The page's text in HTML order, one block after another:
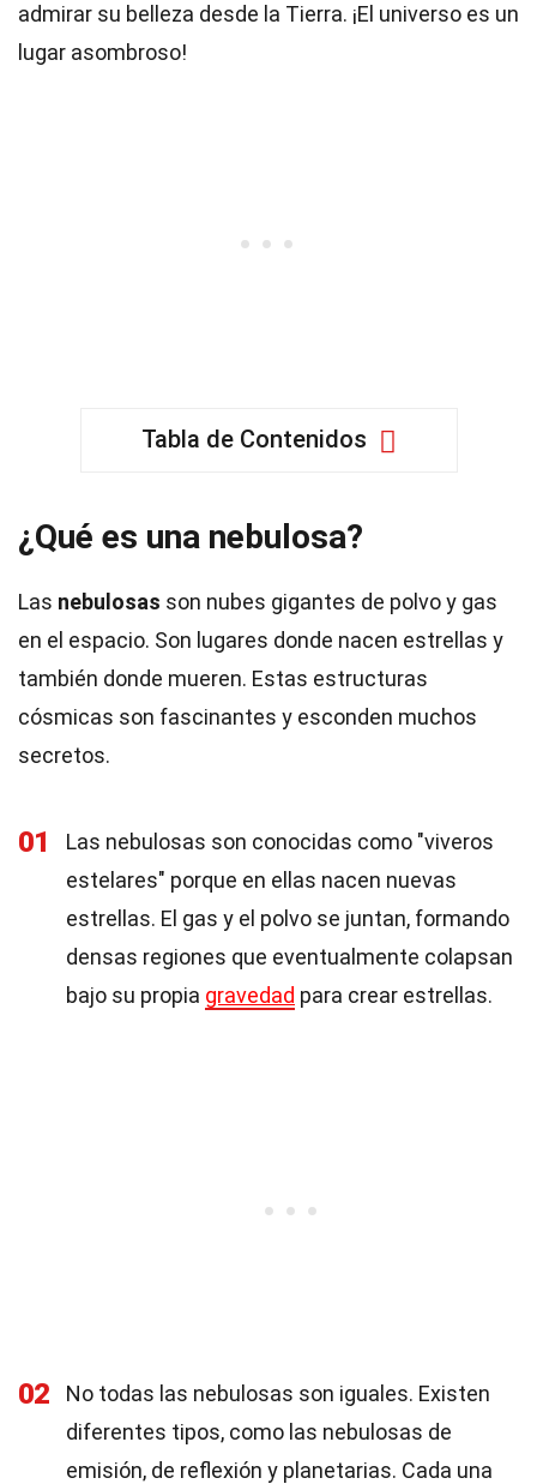
admirar su belleza desde la Tierra. ¡El universo es un
lugar asombroso!
Tabla de Contenidos
¿Qué es una nebulosa?
Las nebulosas son nubes gigantes de polvo y gas
en el espacio. Son lugares donde nacen estrellas y
también donde mueren. Estas estructuras
cósmicas son fascinantes y esconden muchos
secretos.
01
Las nebulosas son conocidas como "viveros
estelares" porque en ellas nacen nuevas
estrellas. El gas y el polvo se juntan, formando
densas regiones que eventualmente colapsan
bajo su propia gravedad para crear estrellas.
02
No todas las nebulosas son iguales. Existen
diferentes tipos, como las nebulosas de
emisión, de reflexión y planetarias. Cada una